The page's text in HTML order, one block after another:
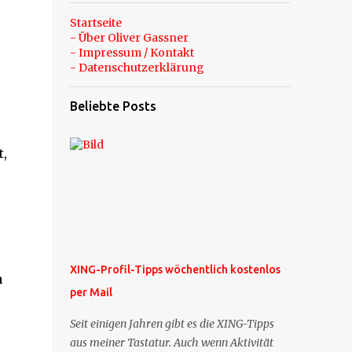
Startseite
- Über Oliver Gassner
- Impressum / Kontakt
- Datenschutzerklärung
Beliebte Posts
XING-Profil-Tipps wöchentlich kostenlos
per Mail
Seit einigen Jahren gibt es die XING-Tipps
aus meiner Tastatur. Auch wenn Aktivität